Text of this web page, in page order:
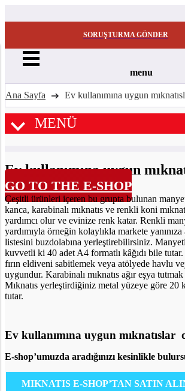
SORUŞTURMA GÖNDER
menu
Ana Sayfa Ev kullanımına uygun
MENÜ
Ev kullanımına uygun
GO TO THE E-SHOP
Çeşitli ürünleri içeren bu grupta bulunan
kanca, karabinalı mıknatıs ve renkli koni
yardımcı olur ve evinize renk katar. Renkli
yardımıyla örneğin kolaylıkla markete yanınıza
listesini buzdolabına yerleştirebilirsiniz.
kuvvetli ki 40 adet A4 formatlı kâğıdı bile
fırın eldiveni sabitlemek veya atölyede havlu
uygundur. Karabinalı mıknatıs ağır eşya
Mıknatıs yerleştirdiğiniz metal yüzeye göre 20
tutar.
Ev kullanımına uygun mıknatıslar
E-shop’umuzda aradığınızı kesinlikle
MIKNATIS E-SHOP’TAN SATIN